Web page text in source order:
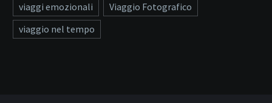
viaggi emozionali
Viaggio Fotografico
viaggio nel tempo